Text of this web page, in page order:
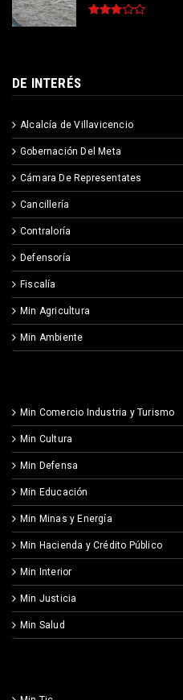
DE INTERÉS
Alcalcía de Villavicencio
Gobernación Del Meta
Cámara De Representates
Cancillería
Contraloría
Defensoría
Fiscalía
Min Agricultura
Min Ambiente
Min Comercio Industria y Turismo
Min Cultura
Min Defensa
Min Educación
Min Minas y Energía
Min Hacienda y Crédito Público
Min Interior
Min Justicia
Min Salud